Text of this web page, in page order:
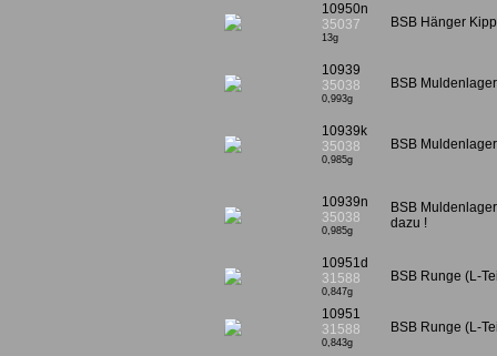
10950n
35037
13g
BSB Hänger
10939
35038
0,993g
BSB
10939k
35038
0,985g
BSB
10939n
35038
0,985g
BSB
dazu !
10951d
31588
0,847g
BSB Runge (L-
10951
31588
0,843g
BSB Runge (L-